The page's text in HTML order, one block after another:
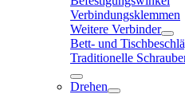
Verbindungsklemmen
Weitere Verbinder
Bett- und
Traditionelle
Drehen